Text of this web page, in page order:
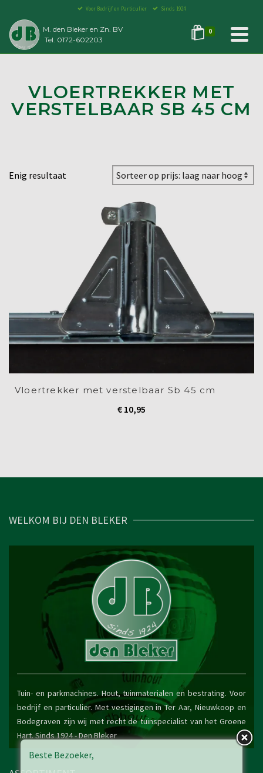
Voor Bedrijf en Particulier Sinds 1924
M. den Bleker en Zn. BV
Tel. 0172-602203
0
VLOERTREKKER MET
VERSTELBAAR SB 45 CM
Enig resultaat
Vloertrekker met verstelbaar Sb 45 cm
€ 10,95
WELKOM BIJ DEN BLEKER
Tuin- en parkmachines. Hout, tuinmaterialen en bestrating. Voor
bedrijf en particulier. Met vestigingen in Ter Aar, Nieuwkoop en
Bodegraven zijn wij met recht de tuinspecialist van het Groene
Hart. Sinds 1924 -Den Bleker
Beste Bezoeker,